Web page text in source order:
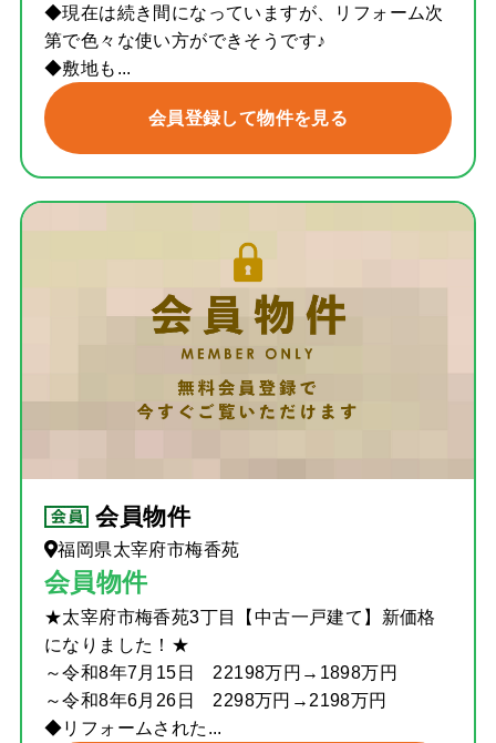
◆現在は続き間になっていますが、リフォーム次
第で色々な使い方ができそうです♪
◆敷地も...
会員登録して物件を見る
会員物件
福岡県太宰府市梅香苑
会員物件
★太宰府市梅香苑3丁目【中古一戸建て】新価格
になりました！★
～令和8年7月15日 22198万円→1898万円
～令和8年6月26日 2298万円→2198万円
◆リフォームされた...